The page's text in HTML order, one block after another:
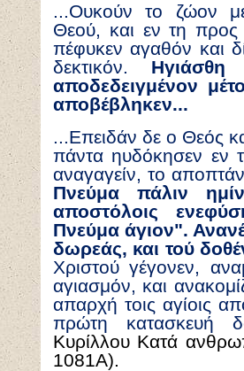
...Ουκούν το ζώον
Θεού, και εν τη προς
πέφυκεν αγαθόν και
δεκτικόν.
αποδεδειγμένον
αποβέβληκεν...
...Επειδάν δε ο Θεός
πάντα ηυδόκησεν εν
αναγαγείν, το
Πνεύμα πάλιν
αποστόλοις
Πνεύμα άγιον".
δωρεάς, και τού
Χριστού γέγονεν,
αγιασμόν, και
απαρχή τοις αγίοις
πρώτη κατασκευή
Κυρίλλου Κατά
1081A).